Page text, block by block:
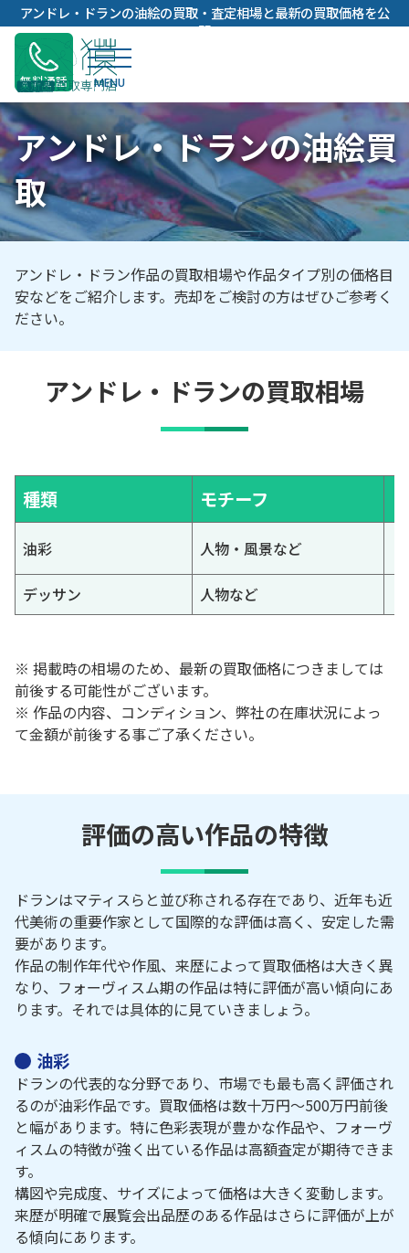
内
容
キ
プ
アンドレ・ドランの油絵の買取・査定相場と最新の買取価格を公
開
無料通話
アンドレ・ドランの油絵買
取
アンドレ・ドラン作品の買取相場や作品タイプ別の価格目
安などをご紹介します。売却をご検討の方はぜひご参考く
ださい。
アンドレ・ドランの買取相場
種類 モチーフ
油彩 人物・風景など
デッサン 人物など
※ 掲載時の相場のため、最新の買取価格につきましては
前後する可能性がございます。
※ 作品の内容、コンディション、弊社の在庫状況によっ
て金額が前後する事ご了承ください。
評価の高い作品の特徴
ドランはマティスらと並び称される存在であり、近年も近
代美術の重要作家として国際的な評価は高く、安定した需
要があります。
作品の制作年代や作風、来歴によって買取価格は大きく異
なり、フォーヴィスム期の作品は特に評価が高い傾向にあ
ります。それでは具体的に見ていきましょう。
油彩
ドランの代表的な分野であり、市場でも最も高く評価され
るのが油彩作品です。買取価格は数十万円～500万円前後
と幅があります。特に色彩表現が豊かな作品や、フォーヴ
ィスムの特徴が強く出ている作品は高額査定が期待できま
す。
構図や完成度、サイズによって価格は大きく変動します。
来歴が明確で展覧会出品歴のある作品はさらに評価が上が
る傾向にあります。